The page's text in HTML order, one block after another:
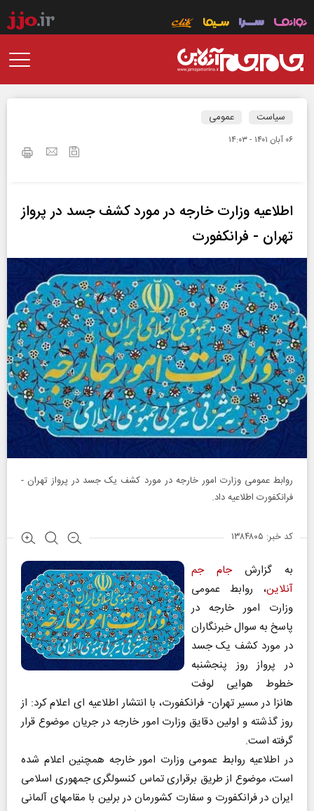
سیاست عمومی
۰۶ آبان ۱۴۰۱ - ۱۴:۰۳
اطلاعیه وزارت خارجه در مورد کشف جسد در پرواز
تهران - فرانکفورت
روابط عمومی وزارت امور خارجه در مورد کشف یک جسد در پرواز تهران -
فرانکفورت اطلاعیه داد.
کد خبر: ۱۳۸۴۸۰۵
به گزارشجام جم
آنلاین، روابط عمومی
وزارت امور خارجه در
پاسخ به سوال خبرنگاران
در مورد کشف یک جسد
در پرواز روز پنجشنبه
خطوط هوایی لوفت
هانزا در مسیر تهران- فرانکفورت، با انتشار اطلاعیه ای اعلام کرد: از
روز گذشته و اولین دقایق وزارت امور خارجه در جریان موضوع قرار
گرفته است.
در اطلاعیه روابط عمومی وزارت امور خارجه همچنین اعلام شده
است، موضوع از طریق برقراری تماس کنسولگری جمهوری اسلامی
ایران در فرانکفورت و سفارت کشورمان در برلین با مقامهای آلمانی